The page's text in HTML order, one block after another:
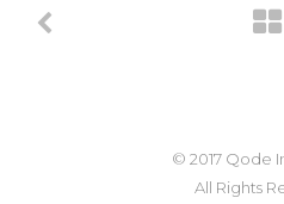
© 2017 Qode
All Rights